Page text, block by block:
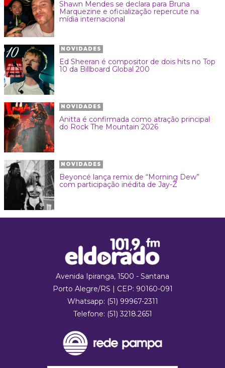
Shawn Mendes se declara para Bruna
Marquezine e oficialização repercute na
mídia internacional
NOVIDADES
Ed Sheeran é compositor de dois hits no Top
10 da Billboard Global 200
NOVIDADES
Anitta é confirmada como atração principal
do Rock The Mountain 2026
NOVIDADES
Beyoncé lança remix de “Morning Dew”
com participação inédita de Jay-Z
Avenida Ipiranga, 1500 - Santana
Porto Alegre/RS | CEP: 90160-091
Whatsapp: (51) 99967-2311
Telefone: (51) 3218.2651